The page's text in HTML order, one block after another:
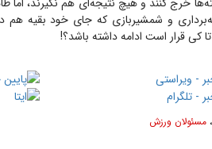
و شمشیربازی که جای خود بقیه
کی قرار است ادامه داشته باشد؟!
، مسئولان ورزش